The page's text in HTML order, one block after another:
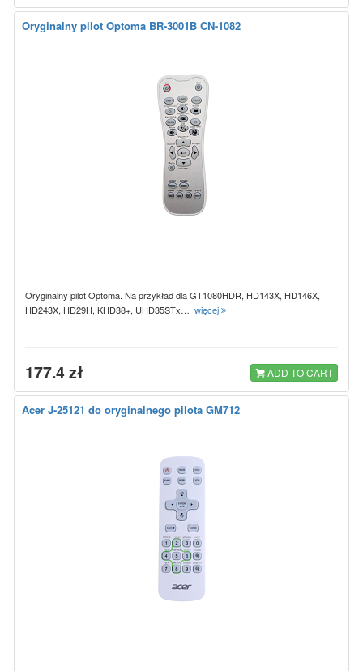
Oryginalny pilot Optoma BR-3001B CN-1082
Oryginalny pilot Optoma. Na przykład dla GT1080HDR, HD143X, HD146X,
HD243X, HD29H, KHD38+, UHD35STx… więcej
177.4 zł ADD TO CART
Acer J-25121 do oryginalnego pilota GM712